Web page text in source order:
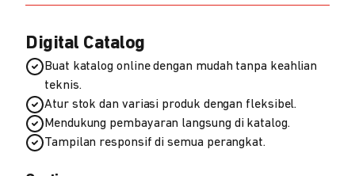
Digital Catalog
Buat katalog online dengan mudah tanpa keahlian
teknis.
Atur stok dan variasi produk dengan fleksibel.
Mendukung pembayaran langsung di katalog.
Tampilan responsif di semua perangkat.